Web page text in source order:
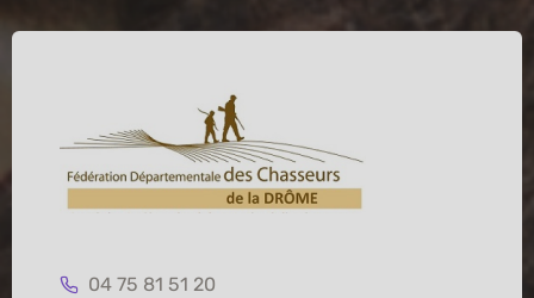
04 75 81 51 20